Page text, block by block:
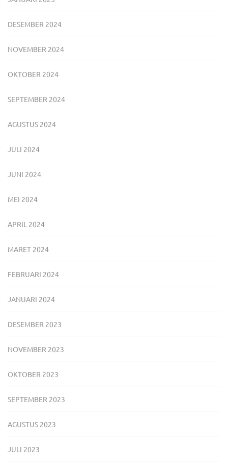
DESEMBER 2024
NOVEMBER 2024
OKTOBER 2024
SEPTEMBER 2024
AGUSTUS 2024
JULI 2024
JUNI 2024
MEI 2024
APRIL 2024
MARET 2024
FEBRUARI 2024
JANUARI 2024
DESEMBER 2023
NOVEMBER 2023
OKTOBER 2023
SEPTEMBER 2023
AGUSTUS 2023
JULI 2023